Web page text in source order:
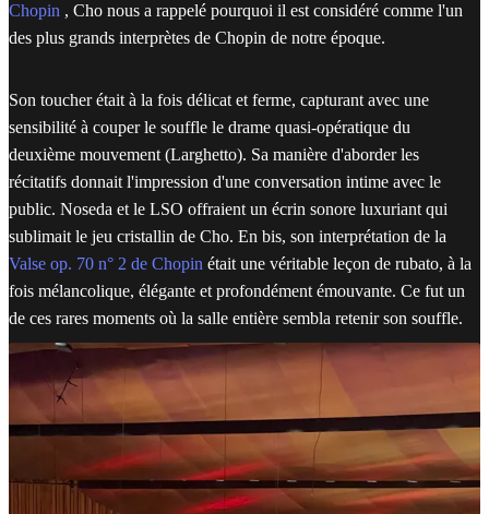
Chopin , Cho nous a rappelé pourquoi il est considéré comme l'un
des plus grands interprètes de Chopin de notre époque.
Son toucher était à la fois délicat et ferme, capturant avec une
sensibilité à couper le souffle le drame quasi-opératique du
deuxième mouvement (Larghetto). Sa manière d'aborder les
récitatifs donnait l'impression d'une conversation intime avec le
public. Noseda et le LSO offraient un écrin sonore luxuriant qui
sublimait le jeu cristallin de Cho. En bis, son interprétation de la
Valse op. 70 n° 2 de Chopin était une véritable leçon de rubato, à la
fois mélancolique, élégante et profondément émouvante. Ce fut un
de ces rares moments où la salle entière sembla retenir son souffle.